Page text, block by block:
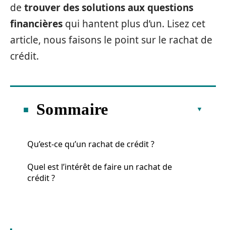
de trouver des solutions aux questions
financières qui hantent plus d’un. Lisez cet
article, nous faisons le point sur le rachat de
crédit.
Sommaire
Qu’est-ce qu’un rachat de crédit ?
Quel est l’intérêt de faire un rachat de
crédit ?